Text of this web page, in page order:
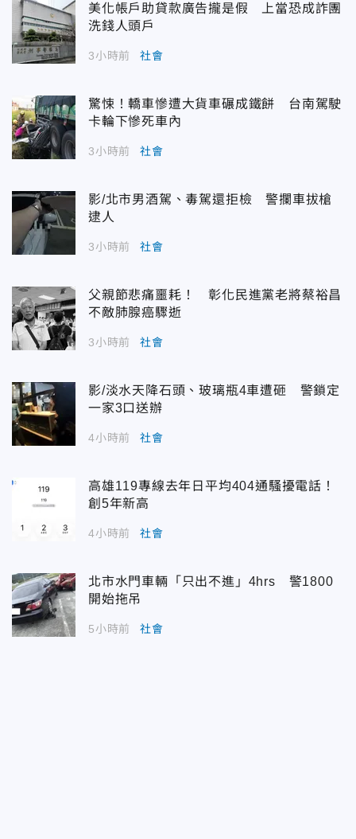
美化帳戶助貸款廣告攏是假 上當恐成詐團
洗錢人頭戶
3小時前 社會
驚悚！轎車慘遭大貨車碾成鐵餅 台南駕駛
卡輪下慘死車內
3小時前 社會
影/北市男酒駕、毒駕還拒檢 警攔車拔槍
逮人
3小時前 社會
父親節悲痛噩耗！ 彰化民進黨老將蔡裕昌
不敵肺腺癌驟逝
3小時前 社會
影/淡水天降石頭、玻璃瓶4車遭砸 警鎖定
一家3口送辦
4小時前 社會
高雄119專線去年日平均404通騷擾電話！
創5年新高
4小時前 社會
北市水門車輛「只出不進」4hrs 警1800
開始拖吊
5小時前 社會